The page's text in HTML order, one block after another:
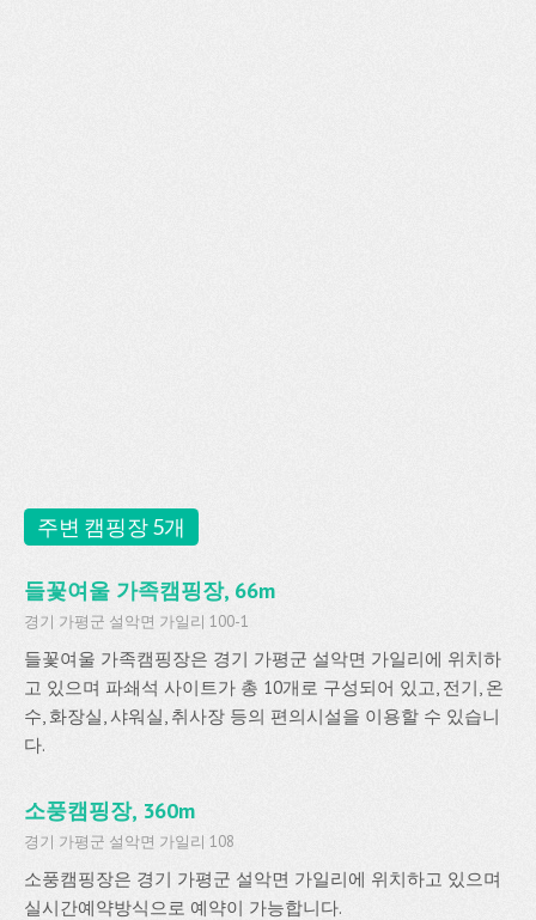
주변 캠핑장 5개
들꽃여울 가족캠핑장, 66m
경기 가평군 설악면 가일리 100-1
들꽃여울 가족캠핑장은 경기 가평군 설악면 가일리에 위치하
고 있으며 파쇄석 사이트가 총 10개로 구성되어 있고, 전기, 온
수, 화장실, 샤워실, 취사장 등의 편의시설을 이용할 수 있습니
다.
소풍캠핑장, 360m
경기 가평군 설악면 가일리 108
소풍캠핑장은 경기 가평군 설악면 가일리에 위치하고 있으며
실시간예약방식으로 예약이 가능합니다.